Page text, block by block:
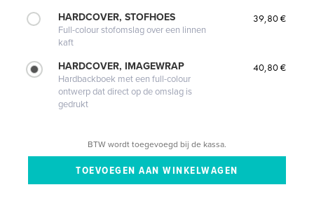
HARDCOVER, STOFHOES
Full-colour stofomslag over een linnen
kaft
39,80 €
HARDCOVER, IMAGEWRAP
Hardbackboek met een full-colour
ontwerp dat direct op de omslag is
gedrukt
40,80 €
BTW wordt toegevoegd bij de kassa.